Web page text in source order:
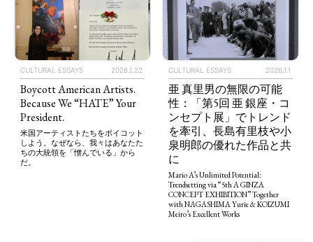
CULTURAL ESSAYS 2026.1.22
Boycott American Artists.
Because We “HATE” Your
President.
米国アーティストたちをボイコット
しよう。なぜなら、我々はあなたた
ちの大統領を「憎んでいる」から
だ。
CULTURAL ESSAYS 2026.1.1
亜 真里男の無限の可能
性：「第5回 亜 銀座・コ
ンセプト展」でトレンド
を牽引、長島有里枝や小
泉明郎の優れた作品と共
に
Mario A’s Unlimited Potential:
Trendsetting via “5th A GINZA
CONCEPT EXHIBITION” Together
with NAGASHIMA Yurie & KOIZUMI
Meiro’s Excellent Works